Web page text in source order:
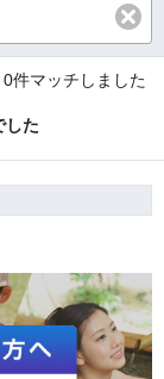
0件マッチしました
した